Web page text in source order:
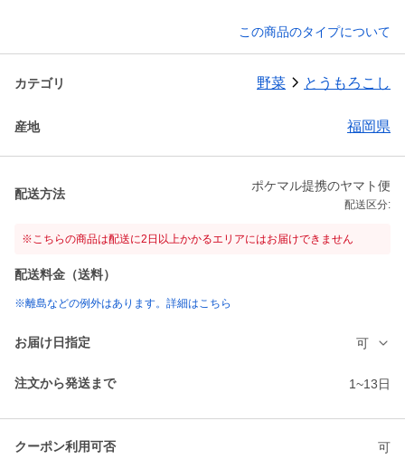
この商品のタイプについて
カテゴリ 野菜 とうもろこし
産地 福岡県
配送方法
ポケマル提携のヤマト便
配送区分:
※こちらの商品は配送に2日以上かかるエリアにはお届けできません
配送料金（送料）
※離島などの例外はあります。詳細はこちら
お届け日指定 可
注文から発送まで 1~13日
クーポン利用可否 可